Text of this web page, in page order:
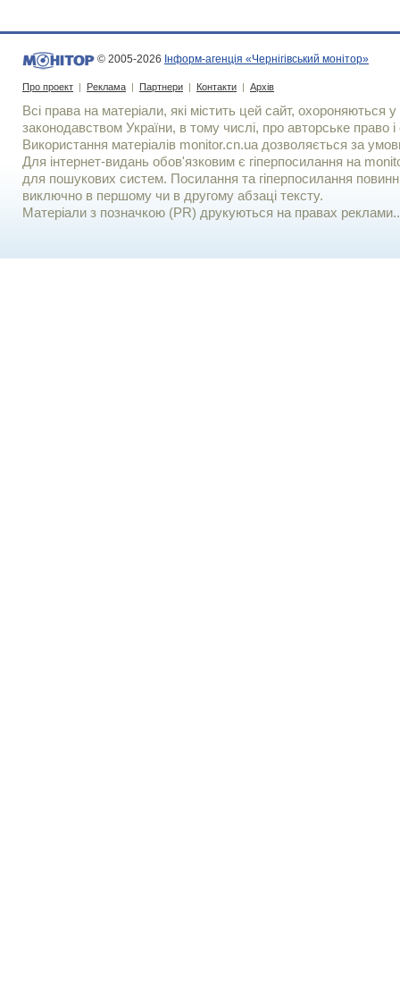
© 2005-2026 Інформ-агенція «Чернігівський монітор»
Про проект | Реклама | Партнери | Контакти | Архів
Всі права на матеріали, які містить цей сайт, охороняються у
законодавством України, в тому числі, про авторське право і
Використання матерiалiв monitor.cn.ua дозволяється за
Для iнтернет-видань обов'язковим є гiперпосилання на
для пошукових систем. Посилання та гіперпосилання
виключно в першому чи в другому абзаці тексту.
Матеріали з позначкою (PR) друкуються на правах реклами..